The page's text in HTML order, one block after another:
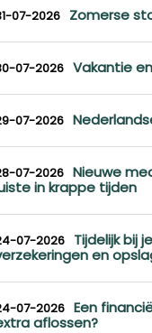
07-2026 Zomerse
07-2026 Vakantie
07-2026
07-2026 Nieuwe
in krappe tijden
07-2026 Tijdelijk bij
en
07-2026 Een
aflossen?